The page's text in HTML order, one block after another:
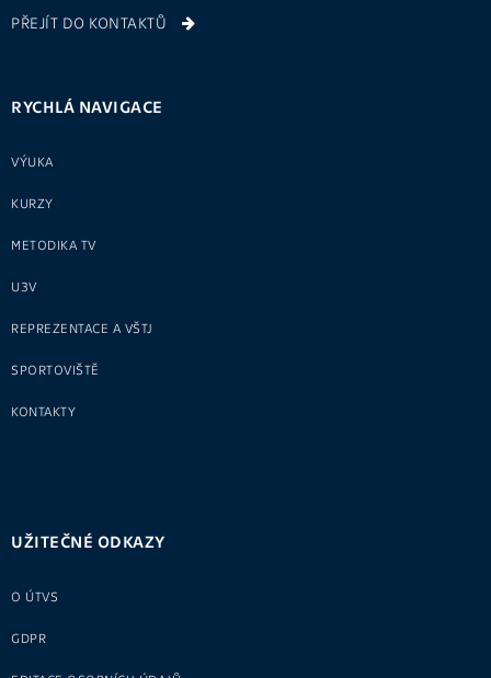
PŘEJÍT DO KONTAKTŮ
RYCHLÁ NAVIGACE
VÝUKA
KURZY
METODIKA TV
U3V
REPREZENTACE A VŠTJ
SPORTOVIŠTĚ
KONTAKTY
UŽITEČNÉ ODKAZY
O ÚTVS
GDPR